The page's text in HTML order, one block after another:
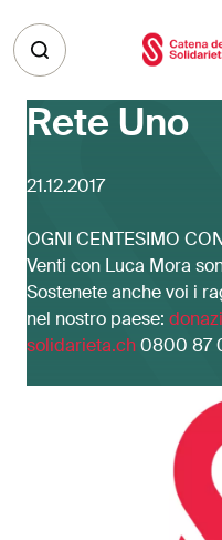
Rete Uno
21.12.2017
OGNI CENTESIMO
Venti con Luca Mora
Sostenete anche voi i
nel nostro paese:
solidarieta.ch0800 87